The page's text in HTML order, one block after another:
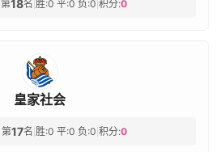
第18名 胜:0 平:0 负:0 积分:0
皇家社会
第17名 胜:0 平:0 负:0 积分:0